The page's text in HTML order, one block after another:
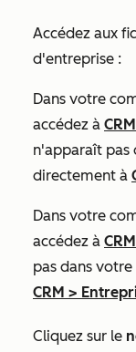
Accédez aux
d'entreprise :
Dans votre
accédez à CRM
n'apparaît pas
directement à
Dans votre
accédez à CRM
pas dans
CRM >
Cliquez sur le